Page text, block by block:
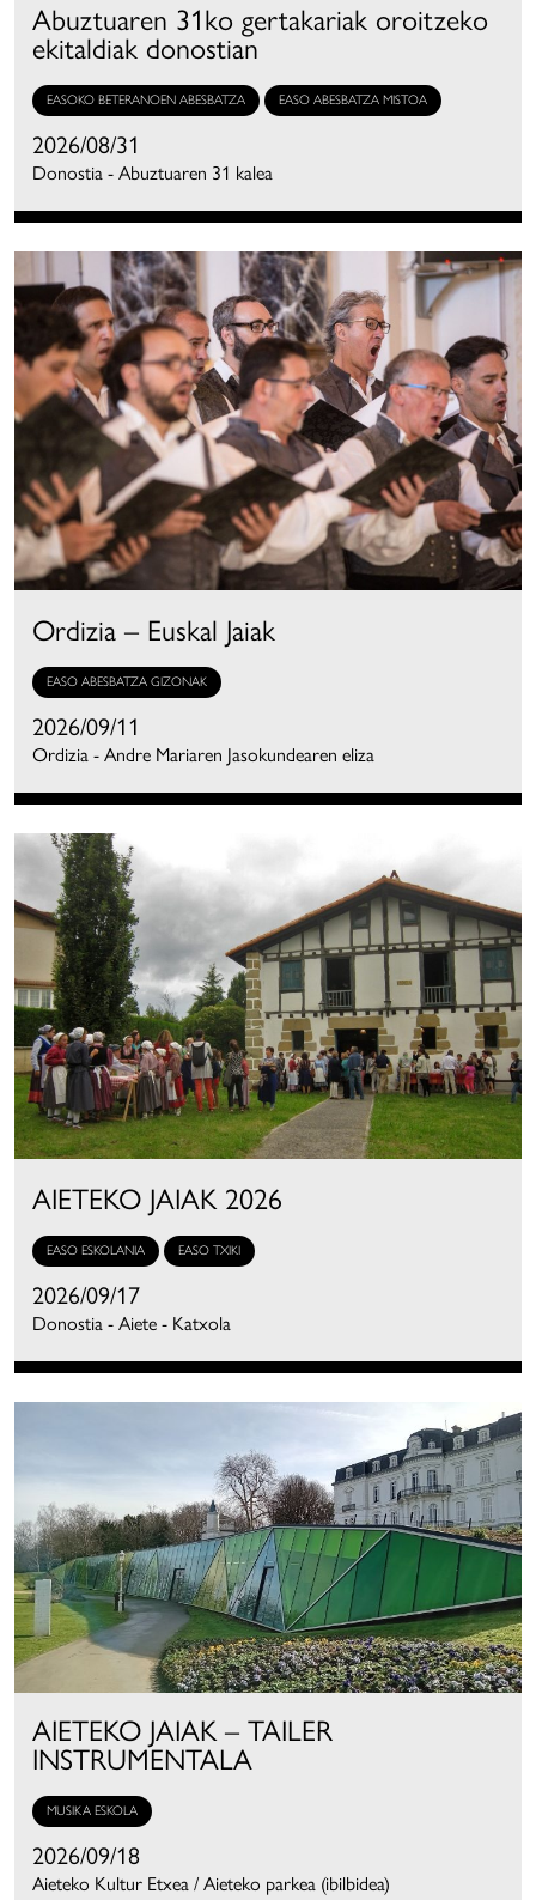
Abuztuaren 31ko gertakariak oroitzeko
ekitaldiak donostian
EASOKO BETERANOEN ABESBATZA EASO ABESBATZA MISTOA
2026/08/31
Donostia - Abuztuaren 31 kalea
Ordizia – Euskal Jaiak
EASO ABESBATZA GIZONAK
2026/09/11
Ordizia - Andre Mariaren Jasokundearen eliza
AIETEKO JAIAK 2026
EASO ESKOLANIA EASO TXIKI
2026/09/17
Donostia - Aiete - Katxola
AIETEKO JAIAK – TAILER
INSTRUMENTALA
MUSIKA ESKOLA
2026/09/18
Aieteko Kultur Etxea / Aieteko parkea (ibilbidea)